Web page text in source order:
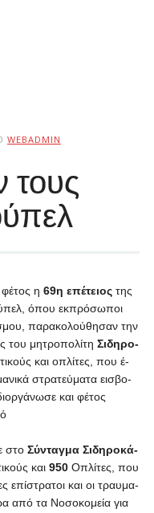
WEBADMIN
τους
φέ­τος η 69η ε­πέ­τειοςτης
ό­που εκ­πρό­σω­ποι
πα­ρα­κο­λού­θη­σαν την
του μη­τρο­πο­λί­τη Σι­δη­ρο­
και ο­πλί­τες, που έ­
στρα­τεύ­μα­τα ει­σβο­
και φέτος
στο Σύ­νταγ­μα Σι­δη­ρο­κά­
και 950Ο­πλί­τες, που
ε­πί­στρα­τοι και οι τραυ­μα­
α­πό τα Νο­σο­κο­μεί­α για